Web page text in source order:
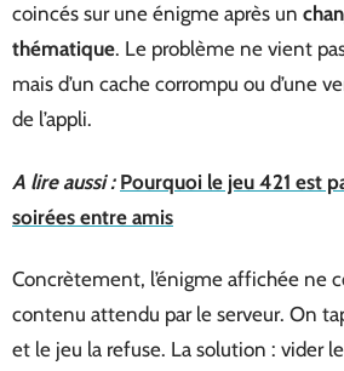
coincés sur une énigme après un
thématique. Le problème ne vient
mais d’un cache corrompu ou d’une
de l’appli.
A lire aussi : Pourquoi le jeu 421 est
soirées entre amis
Concrètement, l’énigme affichée ne
contenu attendu par le serveur. On
et le jeu la refuse. La solution : vider